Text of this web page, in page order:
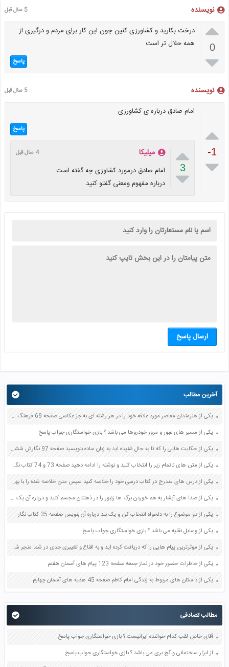
نویسنده 5 سال قبل

0

درخت بکارید و کشاورزی کنین چون این کار برای مردم و درگیری از
همه حلال تر است
پاسخ
نویسنده 5 سال قبل

-1

امام صادق درباره ی کشاورزی
پاسخ

3

میلیکا 4 سال قبل
امام صادق درمورد کشاوزی چه گفته است
درباره مفهوم ومعنی گفتو کنید
ارسال پاسخ
آخرین مطالب
یکی از هنرمندان معاصر مورد علاقه خود را در هر رشته ای به جز عکاسی صفحه 69 فرهنگ و هنر نهم
یکی از مسیر های عبور و مرور خودروها می باشد ؟ بازی خواستگاری جواب پاسخ
یکی از حکایت هایی را که تا به حال شنیده اید به زبان ساده بنویسید صفحه 97 نگارش ششم دبستان
یکی از متن های ناتمام زیر را انتخاب کنید و نوشته را ادامه دهید صفحه 73 و 74 کتاب نگارش فارسی پنجم دبستان
یکی از درس های مندرج در کتاب درسی خود را خلاصه کنید سپس متن خلاصه شده را با بهره گیری از روش های دسته بندی نمودار جدول نقشه مفهومی نشان دهید صفحه 118 نگارش یازدهم
یکی از صدا های آبشار به هم خوردن برگ ها زنبور را در ذهنتان مجسم کنید و درباره آن یک بند بنویسید صفحه 11 نگارش پنجم
یکی از دو موضوع را به دلخواه انتخاب کن و یک بند درباره آن بنویس صفحه 35 کتاب نگارش فارسی سوم
یکی از وسایل نقلیه می باشد ؟ بازی خواستگاری جواب پاسخ
یکی از موثرترین پیام هایی را که دریافت کرده اید و به اقناع و تغییری جدی در شما منجر شده است برسی کنید و علت این تاثیر گذاری قابل توجه را بنویسید صفحه 52 تفکر و سواد رسانه ای دهم
یکی از خاطرات حضور خود در نماز جمعه صفحه 123 پیام های آسمان هفتم
یکی از داستان های مربوط به زندگی امام کاظم صفحه 45 هدیه های آسمان چهارم
مطالب تصادفی
آقای خاص لقب کدام خواننده ایرانیست ؟ بازی خواستگاری جواب پاسخ
از ابزار ساختمانی و گچ بری می باشد ؟ بازی خواستگاری جواب پاسخ